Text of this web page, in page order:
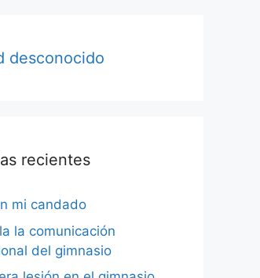
desconocido
recientes
mi candado
la comunicación
del gimnasio